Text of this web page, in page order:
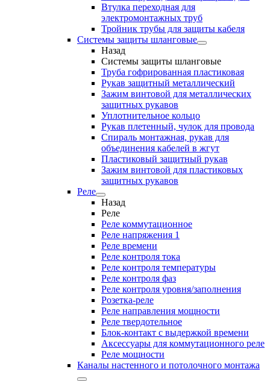
Втулка переходная для
электромонтажных труб
Тройник трубы для защиты кабеля
Системы защиты шланговые
Назад
Системы защиты шланговые
Труба гофрированная пластиковая
Рукав защитный металлический
Зажим винтовой для металлических
защитных рукавов
Уплотнительное кольцо
Рукав плетенный, чулок для провода
Спираль монтажная, рукав для
объединения кабелей в жгут
Пластиковый защитный рукав
Зажим винтовой для пластиковых
защитных рукавов
Реле
Назад
Реле
Реле коммутационное
Реле напряжения 1
Реле времени
Реле контроля тока
Реле контроля температуры
Реле контроля фаз
Реле контроля уровня/заполнения
Розетка-реле
Реле направления мощности
Реле твердотельное
Блок-контакт с выдержкой времени
Аксессуары для коммутационного реле
Реле мощности
Каналы настенного и потолочного монтажа